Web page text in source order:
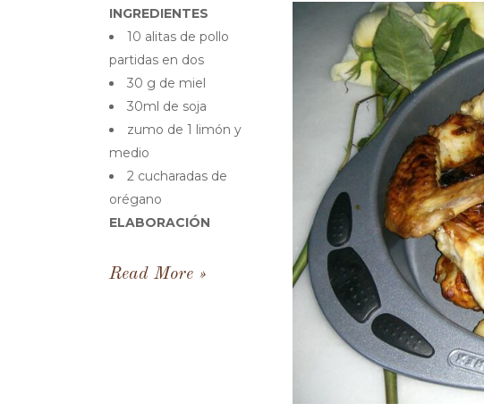
INGREDIENTES
10 alitas de pollo
partidas en dos
30 g de miel
30ml de soja
zumo de 1 limón y
medio
2 cucharadas de
orégano
ELABORACIÓN
Read More